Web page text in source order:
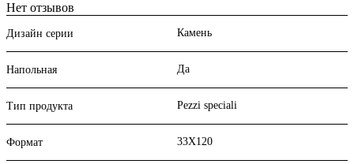
Нет отзывов
Дизайн серии Камень
Напольная Да
Тип продукта Pezzi speciali
Формат 33X120